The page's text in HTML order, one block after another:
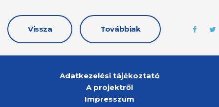
Vissza Továbbiak
Adatkezelési tájékoztató
A projektről
Impresszum